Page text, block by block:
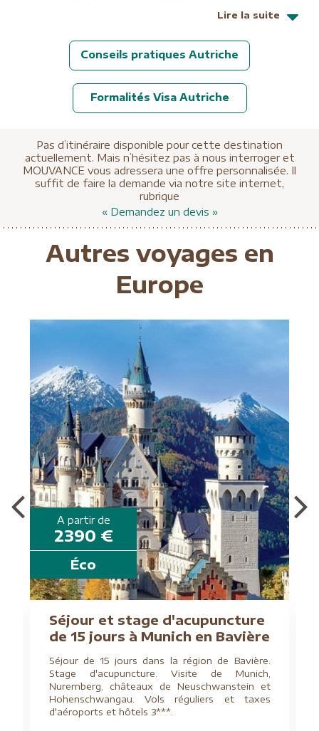
Lire la suite
Conseils pratiques Autriche
Formalités Visa Autriche
Pas d’itinéraire disponible pour cette destination
actuellement. Mais n’hésitez pas à nous interroger et
MOUVANCE vous adressera une offre personnalisée. Il
suffit de faire la demande via notre site internet,
rubrique
« Demandez un devis »
Autres voyages en
Europe
A partir de
2390 €
Éco
Séjour et stage d'acupuncture
de 15 jours à Munich en Bavière
Séjour de 15 jours dans la région de Bavière.
Stage d'acupuncture. Visite de Munich,
Nuremberg, châteaux de Neuschwanstein et
Hohenschwangau. Vols réguliers et taxes
d'aéroports et hôtels 3***.